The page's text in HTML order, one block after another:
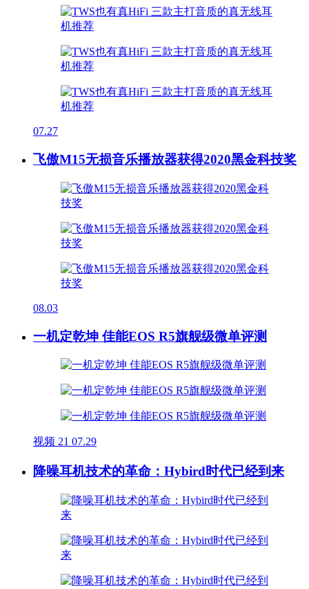
07.27
飞傲M15无损音乐播放器获得2020黑金科技奖
08.03
一机定乾坤 佳能EOS R5旗舰级微单评测
视频 21 07.29
降噪耳机技术的革命：Hybird时代已经到来